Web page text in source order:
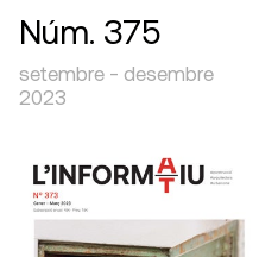
Núm. 375
setembre - desembre
2023